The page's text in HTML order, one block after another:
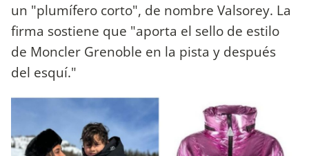
un "plumífero corto", de nombre Valsorey. La
firma sostiene que "aporta el sello de estilo
de Moncler Grenoble en la pista y después
del esquí."